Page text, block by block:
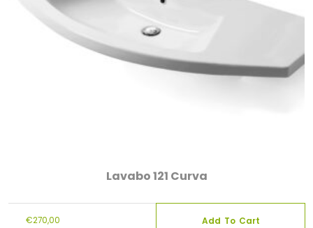
Lavabo 121 Curva
€270,00 Add To Cart